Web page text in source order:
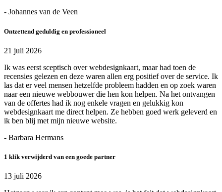
- Johannes van de Veen
Ontzettend geduldig en professioneel
21 juli 2026
Ik was eerst sceptisch over webdesignkaart, maar had toen de
recensies gelezen en deze waren allen erg positief over de service. Ik
las dat er veel mensen hetzelfde probleem hadden en op zoek waren
naar een nieuwe webbouwer die hen kon helpen. Na het ontvangen
van de offertes had ik nog enkele vragen en gelukkig kon
webdesignkaart me direct helpen. Ze hebben goed werk geleverd en
ik ben blij met mijn nieuwe website.
- Barbara Hermans
1 klik verwijderd van een goede partner
13 juli 2026